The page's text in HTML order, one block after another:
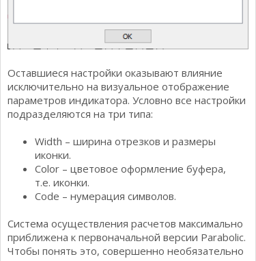
Оставшиеся настройки оказывают влияние
исключительно на визуальное отображение
параметров индикатора. Условно все настройки
подразделяются на три типа:
Width – ширина отрезков и размеры
иконки.
Color – цветовое оформление буфера,
т.е. иконки.
Code – нумерация символов.
Система осуществления расчетов максимально
приближена к первоначальной версии Parabolic.
Чтобы понять это, совершенно необязательно